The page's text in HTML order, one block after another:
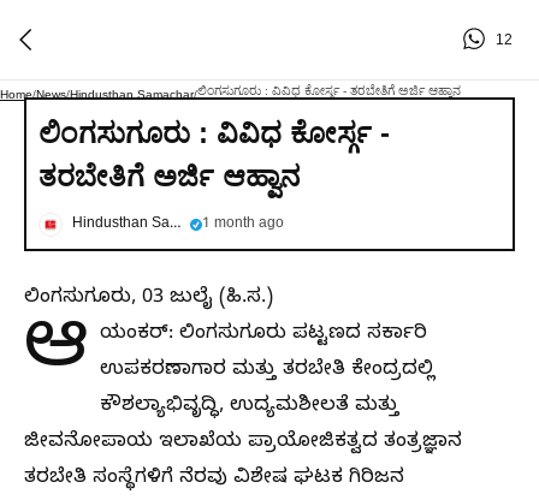
12
Home/News/Hindusthan Samachar/ಲಿಂಗಸುಗೂರು : ವಿವಿಧ ಕೋರ್ಸ್ಗ - ತರಬೇತಿಗೆ ಅರ್ಜಿ ಆಹ್ವಾನ
ಲಿಂಗಸುಗೂರು : ವಿವಿಧ ಕೋರ್ಸ್ಗ -
ತರಬೇತಿಗೆ ಅರ್ಜಿ ಆಹ್ವಾನ
Hindusthan Samachar 1 month ago
ಲಿಂಗಸುಗೂರು, 03 ಜುಲೈ (ಹಿ.ಸ.)
ಆ ಯಂಕರ್: ಲಿಂಗಸುಗೂರು ಪಟ್ಟಣದ ಸರ್ಕಾರಿ
ಉಪಕರಣಾಗಾರ ಮತ್ತು ತರಬೇತಿ ಕೇಂದ್ರದಲ್ಲಿ
ಕೌಶಲ್ಯಾಭಿವೃದ್ಧಿ, ಉದ್ಯಮಶೀಲತೆ ಮತ್ತು
ಜೀವನೋಪಾಯ ಇಲಾಖೆಯ ಪ್ರಾಯೋಜಿಕತ್ವದ ತಂತ್ರಜ್ಞಾನ
ತರಬೇತಿ ಸಂಸ್ಥೆಗಳಿಗೆ ನೆರವು ವಿಶೇಷ ಘಟಕ ಗಿರಿಜನ